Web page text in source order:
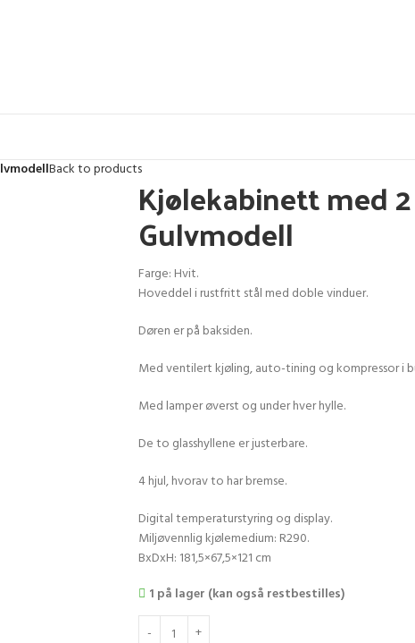
Back to products
Kjølekabinett med
Gulvmodell
Farge: Hvit.
Hoveddel i rustfritt stål med doble vinduer.
Døren er på baksiden.
Med ventilert kjøling, auto-tining og kompressor i
Med lamper øverst og under hver hylle.
De to glasshyllene er justerbare.
4 hjul, hvorav to har bremse.
Digital temperaturstyring og display.
Miljøvennlig kjølemedium: R290.
BxDxH: 181,5×67,5×121 cm
1 på lager (kan også restbestilles)